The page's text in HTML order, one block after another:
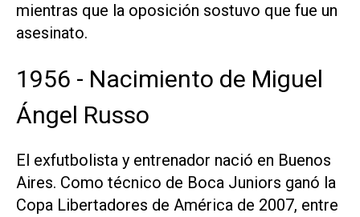
mientras que la oposición sostuvo que fue un
asesinato.
1956 - Nacimiento de Miguel
Ángel Russo
El exfutbolista y entrenador nació en Buenos
Aires. Como técnico de Boca Juniors ganó la
Copa Libertadores de América de 2007, entre